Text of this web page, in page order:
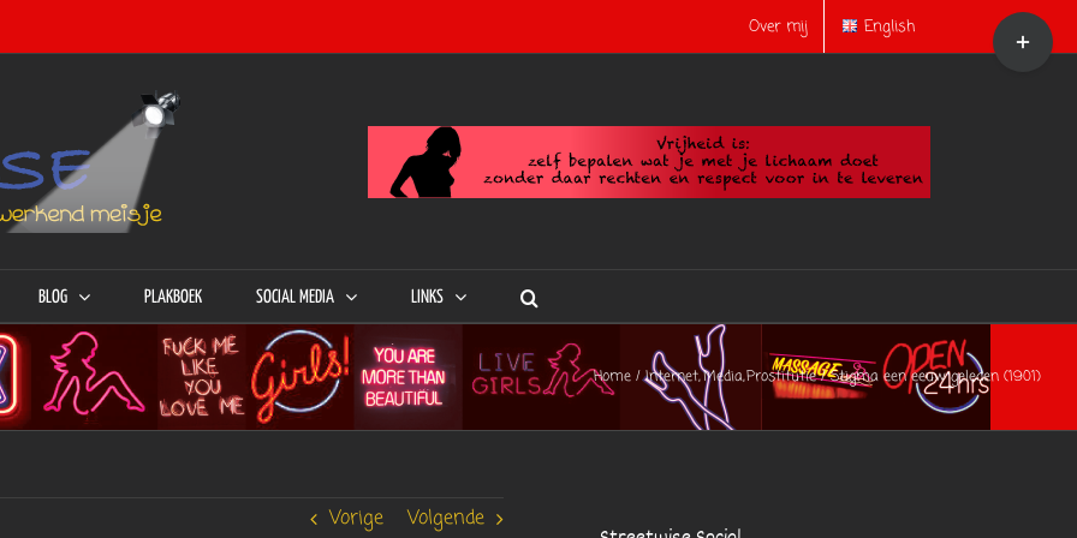
Over mij English
BLOG PLAKBOEK SOCIAL MEDIA LINKS
Home InternetMediaProstitutie Stigma een eeuw geleden (1901)
Vorige Volgende
Toggle
Sliding